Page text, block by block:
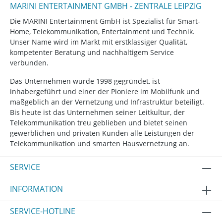
MARINI ENTERTAINMENT GMBH - ZENTRALE LEIPZIG
Die MARINI Entertainment GmbH ist Spezialist für Smart-
Home, Telekommunikation, Entertainment und Technik.
Unser Name wird im Markt mit erstklassiger Qualität,
kompetenter Beratung und nachhaltigem Service
verbunden.
Das Unternehmen wurde 1998 gegründet, ist
inhabergeführt und einer der Pioniere im Mobilfunk und
maßgeblich an der Vernetzung und Infrastruktur beteiligt.
Bis heute ist das Unternehmen seiner Leitkultur, der
Telekommunikation treu geblieben und bietet seinen
gewerblichen und privaten Kunden alle Leistungen der
Telekommunikation und smarten Hausvernetzung an.
SERVICE
INFORMATION
SERVICE-HOTLINE